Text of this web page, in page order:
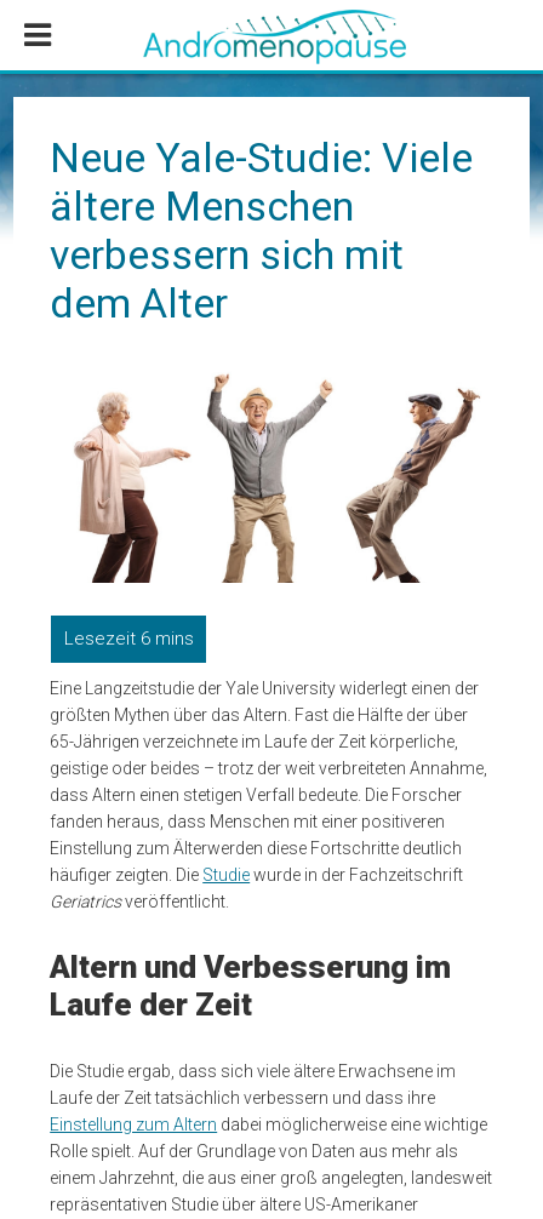
Inhalt
springen
Seitenspalte
springen
Fußzeile
springen
Neue Yale-Studie: Viele
ältere Menschen
verbessern sich mit
dem Alter
Eine Langzeitstudie der Yale University widerlegt einen der
größten Mythen über das Altern. Fast die Hälfte der über
65-Jährigen verzeichnete im Laufe der Zeit körperliche,
geistige oder beides – trotz der weit verbreiteten Annahme,
dass Altern einen stetigen Verfall bedeute. Die Forscher
fanden heraus, dass Menschen mit einer positiveren
Einstellung zum Älterwerden diese Fortschritte deutlich
häufiger zeigten. Die Studiewurde in der Fachzeitschrift
Geriatricsveröffentlicht.
Altern und Verbesserung im
Laufe der Zeit
Die Studie ergab, dass sich viele ältere Erwachsene im
Laufe der Zeit tatsächlich verbessern und dass ihre
Einstellung zum Altern dabei möglicherweise eine wichtige
Rolle spielt. Auf der Grundlage von Daten aus mehr als
einem Jahrzehnt, die aus einer groß angelegten, landesweit
repräsentativen Studie über ältere US-Amerikaner